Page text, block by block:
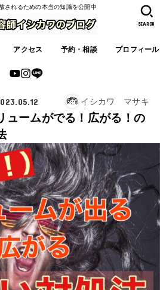
されるための本当の知識を公開中
アクセス 予約・相談 プロフィール
SEARCH
イシカワ マサキ
ュームがでる！広がる！の